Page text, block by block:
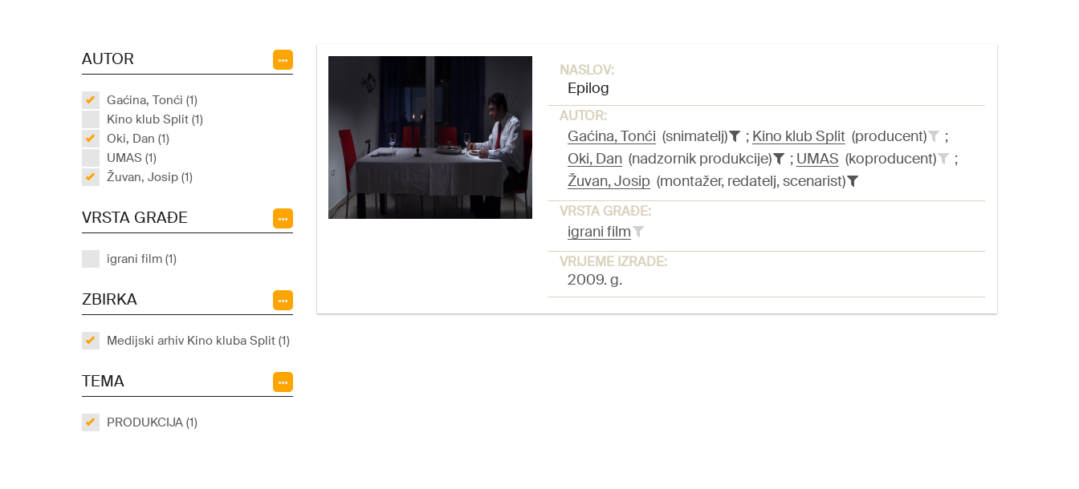
AUTOR
Gaćina, Tonći (1)
Kino klub Split (1)
Oki, Dan (1)
UMAS (1)
Žuvan, Josip (1)
VRSTA GRAĐE
igrani film (1)
ZBIRKA
Medijski arhiv Kino kluba Split (1)
TEMA
PRODUKCIJA (1)
NASLOV:
Epilog
AUTOR:
Gaćina, Tonći (snimatelj) ; Kino klub Split(producent)
;
Oki, Dan(nadzornik produkcije) ; UMAS (koproducent)
;
Žuvan, Josip(montažer, redatelj, scenarist)
VRSTA GRAĐE:
igrani film
VRIJEME IZRADE:
2009. g.